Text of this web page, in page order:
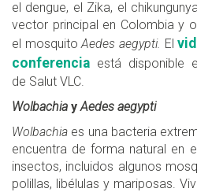
el dengue, el Zika, el
vector principal en Colombia y
el mosquitoAedes aegypti. El
conferencia está disponible
de Salut VLC.
Wolbachia y Aedes aegypti
Wolbachia es una bacteria
encuentra de forma natural en
insectos, incluidos algunos
polillas, libélulas y mariposas.